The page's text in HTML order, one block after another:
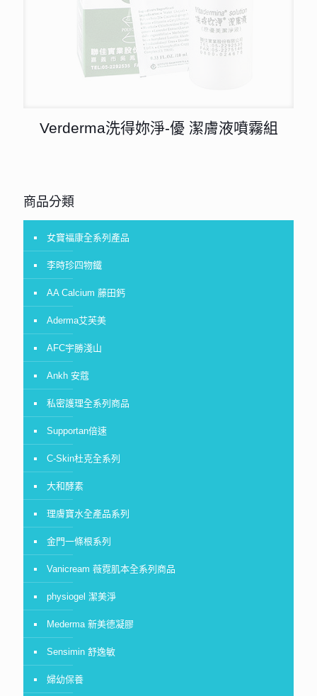
Verderma洗得妳淨-優 潔膚液噴霧組
商品分類
女寶福康全系列產品
李時珍四物鐵
AA Calcium 藤田鈣
Aderma艾芙美
AFC宇勝淺山
Ankh 安蔻
私密護理全系列商品
Supportan倍速
C-Skin杜克全系列
大和酵素
理膚寶水全產品系列
金門一條根系列
Vanicream 薇霓肌本全系列商品
physiogel 潔美淨
Mederma 新美德凝膠
Sensimin 舒逸敏
婦幼保養